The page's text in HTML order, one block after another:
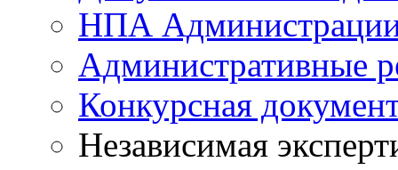
НПА
Административные
Конкурсная
Независимая